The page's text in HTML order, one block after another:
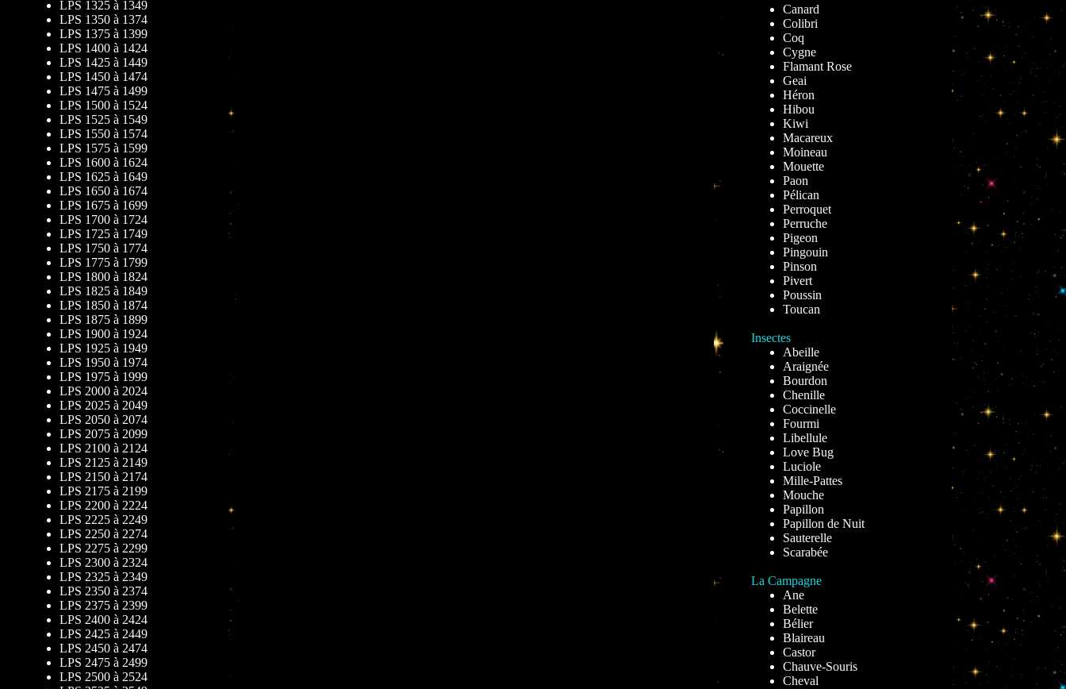
LPS 1325 à 1349
LPS 1350 à 1374
LPS 1375 à 1399
LPS 1400 à 1424
LPS 1425 à 1449
LPS 1450 à 1474
LPS 1475 à 1499
LPS 1500 à 1524
LPS 1525 à 1549
LPS 1550 à 1574
LPS 1575 à 1599
LPS 1600 à 1624
LPS 1625 à 1649
LPS 1650 à 1674
LPS 1675 à 1699
LPS 1700 à 1724
LPS 1725 à 1749
LPS 1750 à 1774
LPS 1775 à 1799
LPS 1800 à 1824
LPS 1825 à 1849
LPS 1850 à 1874
LPS 1875 à 1899
LPS 1900 à 1924
LPS 1925 à 1949
LPS 1950 à 1974
LPS 1975 à 1999
LPS 2000 à 2024
LPS 2025 à 2049
LPS 2050 à 2074
LPS 2075 à 2099
LPS 2100 à 2124
LPS 2125 à 2149
LPS 2150 à 2174
LPS 2175 à 2199
LPS 2200 à 2224
LPS 2225 à 2249
LPS 2250 à 2274
LPS 2275 à 2299
LPS 2300 à 2324
LPS 2325 à 2349
LPS 2350 à 2374
LPS 2375 à 2399
LPS 2400 à 2424
LPS 2425 à 2449
LPS 2450 à 2474
LPS 2475 à 2499
LPS 2500 à 2524
Canard
Colibri
Coq
Cygne
Flamant Rose
Geai
Héron
Hibou
Kiwi
Macareux
Moineau
Mouette
Paon
Pélican
Perroquet
Perruche
Pigeon
Pingouin
Pinson
Pivert
Poussin
Toucan
Insectes
Abeille
Araignée
Bourdon
Chenille
Coccinelle
Fourmi
Libellule
Love Bug
Luciole
Mille-Pattes
Mouche
Papillon
Papillon de Nuit
Sauterelle
Scarabée
La Campagne
Ane
Belette
Bélier
Blaireau
Castor
Chauve-Souris
Cheval